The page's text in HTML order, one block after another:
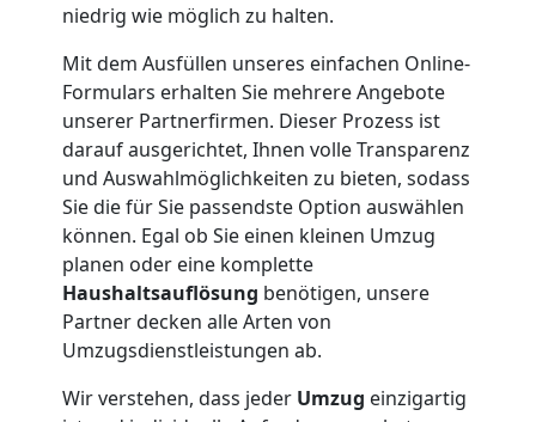
niedrig wie möglich zu halten.
Mit dem Ausfüllen unseres einfachen Online-
Formulars erhalten Sie mehrere Angebote
unserer Partnerfirmen. Dieser Prozess ist
darauf ausgerichtet, Ihnen volle Transparenz
und Auswahlmöglichkeiten zu bieten, sodass
Sie die für Sie passendste Option auswählen
können. Egal ob Sie einen kleinen Umzug
planen oder eine komplette
Haushaltsauflösung benötigen, unsere
Partner decken alle Arten von
Umzugsdienstleistungen ab.
Wir verstehen, dass jeder Umzug einzigartig
Übersiedlung
Leonding
Klaviertransport
Leonding
Privatumzug